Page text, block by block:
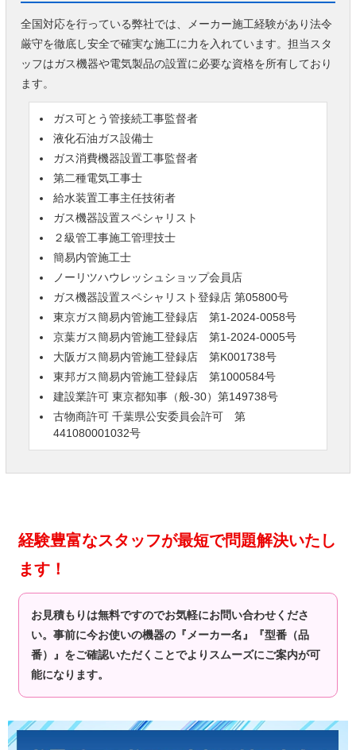
全国対応を行っている弊社では、メーカー施工経験があり法令
厳守を徹底し安全で確実な施工に力を入れています。担当スタ
ッフはガス機器や電気製品の設置に必要な資格を所有しており
ます。
ガス可とう管接続工事監督者
液化石油ガス設備士
ガス消費機器設置工事監督者
第二種電気工事士
給水装置工事主任技術者
ガス機器設置スペシャリスト
２級管工事施工管理技士
簡易内管施工士
ノーリツハウレッシュショップ会員店
ガス機器設置スペシャリスト登録店 第05800号
東京ガス簡易内管施工登録店 第1-2024-0058号
京葉ガス簡易内管施工登録店 第1-2024-0005号
大阪ガス簡易内管施工登録店 第K001738号
東邦ガス簡易内管施工登録店 第1000584号
建設業許可 東京都知事（般-30）第149738号
古物商許可 千葉県公安委員会許可 第
441080001032号
経験豊富なスタッフが最短で問題解決いたし
ます！
お見積もりは無料ですのでお気軽にお問い合わせくださ
い。事前に今お使いの機器の『メーカー名』『型番（品
番）』をご確認いただくことでよりスムーズにご案内が可
能になります。